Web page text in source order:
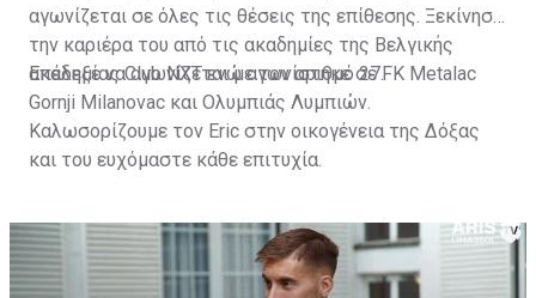
αγωνίζεται σε όλες τις θέσεις της επίθεσης. Ξεκίνησε
την καριέρα του από τις ακαδημίες της Βελγικής
ακαδημίας Club NXT ενώ αγωνίστηκε σε FK Metalac
Gornji Milanovac και Ολυμπιάς Λυμπιών.
Επέλεξε να αγωνίζεται με τον αριθμό 27.
Καλωσορίζουμε τον Eric στην οικογένεια της Δόξας
και του ευχόμαστε κάθε επιτυχία.